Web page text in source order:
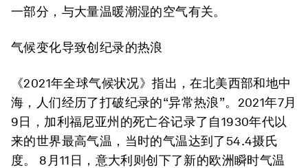
一部分，与大量温暖潮湿的空气有关。
气候变化导致创纪录的热浪
《2021年全球气候状况》指出，在北美西部和地中
海，人们经历了打破纪录的“异常热浪”。2021年7月
9日，加利福尼亚州的死亡谷记录了自1930年代以
来的世界最高气温，当时的气温达到了54.4摄氏
度。 8月11日，意大利则创下了新的欧洲瞬时气温